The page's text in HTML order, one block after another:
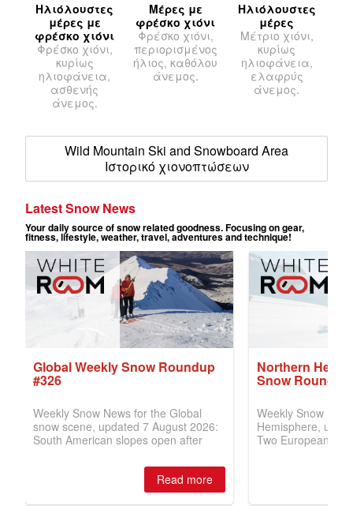
Ηλιόλουστες
μέρες με
φρέσκο χιόνι
Φρέσκο χιόνι,
κυρίως
ηλιοφάνεια,
ασθενής
άνεμος.
Μέρες με
φρέσκο χιόνι
Φρέσκο χιόνι,
περιορισμένος
ήλιος, καθόλου
άνεμος.
Ηλιόλουστες
μέρες
Μέτριο χιόνι,
κυρίως
ηλιοφάνεια,
ελαφρύς
άνεμος.
Wild Mountain Ski and Snowboard Area
Ιστορικό χιονοπτώσεων